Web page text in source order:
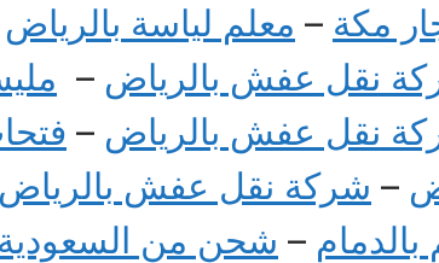
مكة – معلم لياسة بالرياض
نقل عفش بالرياض –
نقل عفش بالرياض –
– شركة نقل عفش بالرياض
– شحن من